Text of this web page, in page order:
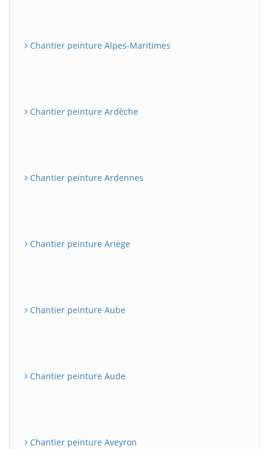
Chantier peinture Alpes-Maritimes
Chantier peinture Ardèche
Chantier peinture Ardennes
Chantier peinture Ariège
Chantier peinture Aube
Chantier peinture Aude
Chantier peinture Aveyron